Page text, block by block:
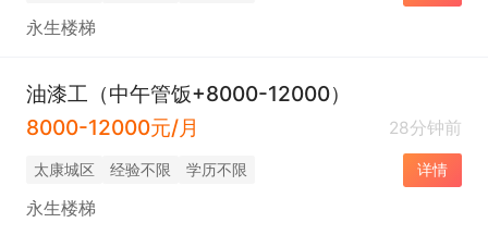
永生楼梯
油漆工（中午管饭+8000-12000）
8000-12000元/月
28分钟前
太康城区 经验不限 学历不限 详情
永生楼梯